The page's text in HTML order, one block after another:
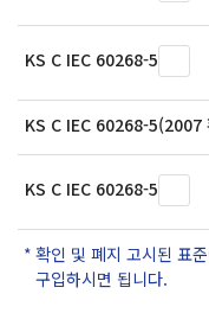
KS C IEC 60268-5
KS C IEC 60268-5(2007
KS C IEC 60268-5
확인 및 폐지 고시된 표
구입하시면 됩니다.